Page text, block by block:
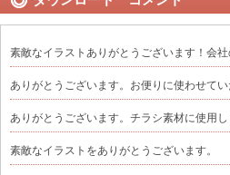
素敵なイラストありがとうございます！会社
ありがとうございます。お便りに使わせてい
ありがとうございます。チラシ素材に使用し
素敵なイラストをありがとうございます。